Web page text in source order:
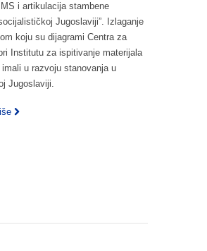
i artikulacija stambene
Jugoslaviji”. Izlaganje
koju su dijagrami Centra za
Institutu za ispitivanje materijala
u razvoju stanovanja u
Jugoslaviji.